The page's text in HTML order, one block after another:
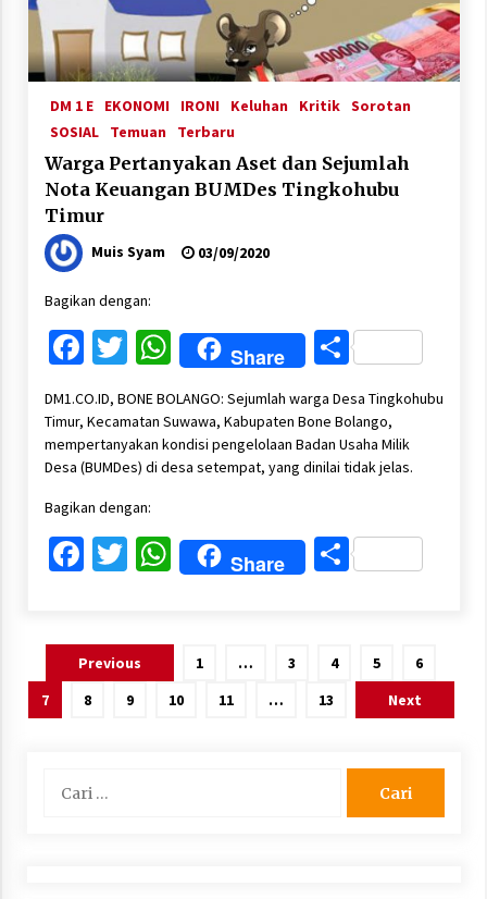
DM 1 E EKONOMI IRONI Keluhan Kritik Sorotan
SOSIAL
Temuan Terbaru
Warga Pertanyakan Aset dan Sejumlah
Nota Keuangan BUMDes Tingkohubu
Timur
Muis Syam 03/09/2020
Bagikan dengan:
Facebook
Twitter
WhatsApp
Share Share
DM1.CO.ID, BONE BOLANGO: Sejumlah warga Desa Tingkohubu
Timur, Kecamatan Suwawa, Kabupaten Bone Bolango,
mempertanyakan kondisi pengelolaan Badan Usaha Milik
Desa (BUMDes) di desa setempat, yang dinilai tidak jelas.
Bagikan dengan:
Facebook
Twitter
WhatsApp
Share Share
Paginasi
pos
Previous 1 … 3 4 5
6
7
8 9 10 11 … 13 Next
untuk: